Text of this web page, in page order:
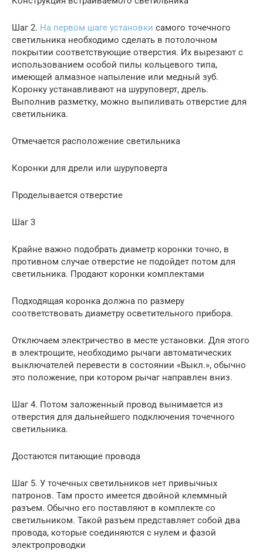
Шаг 2. На первом шаге установки самого точечного
светильника необходимо сделать в потолочном
покрытии соответствующие отверстия. Их вырезают с
использованием особой пилы кольцевого типа,
имеющей алмазное напыление или медный зуб.
Коронку устанавливают на шуруповерт, дрель.
Выполнив разметку, можно выпиливать отверстие для
светильника.
Отмечается расположение светильника
Коронки для дрели или шуруповерта
Проделывается отверстие
Шаг 3
Крайне важно подобрать диаметр коронки точно, в
противном случае отверстие не подойдет потом для
светильника. Продают коронки комплектами
Подходящая коронка должна по размеру
соответствовать диаметру осветительного прибора.
Отключаем электричество в месте установки. Для этого
в электрощите, необходимо рычаги автоматических
выключателей перевести в состоянии «Выкл.», обычно
это положение, при котором рычаг направлен вниз.
Шаг 4. Потом заложенный провод вынимается из
отверстия для дальнейшего подключения точечного
светильника.
Достаются питающие провода
Шаг 5. У точечных светильников нет привычных
патронов. Там просто имеется двойной клеммный
разъем. Обычно его поставляют в комплекте со
светильником. Такой разъем представляет собой два
провода, которые соединяются с нулем и фазой
электропроводки